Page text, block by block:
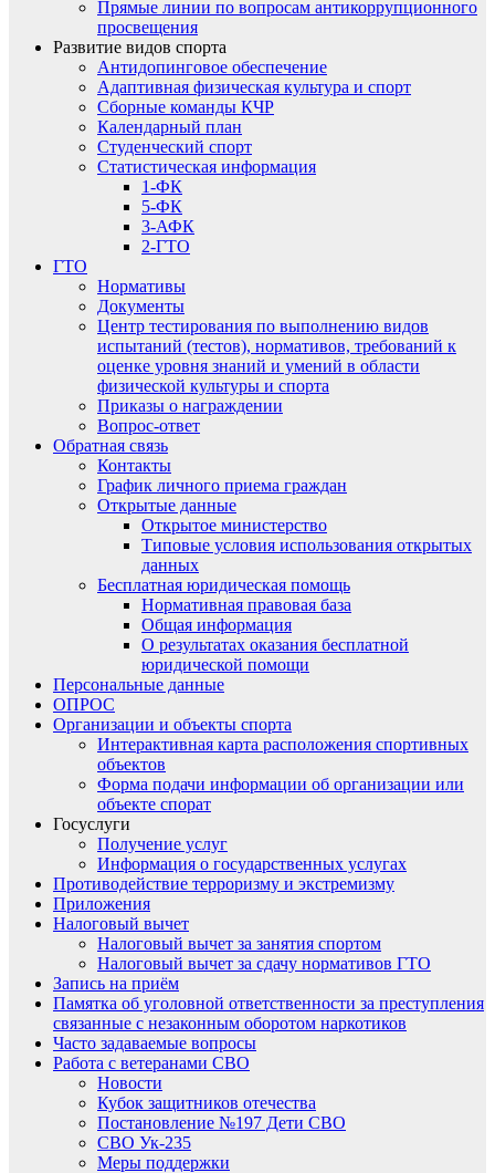
Прямые линии по вопросам антикоррупционного
просвещения
Развитие видов спорта
Антидопинговое обеспечение
Адаптивная физическая культура и спорт
Сборные команды КЧР
Календарный план
Студенческий спорт
Статистическая информация
1-ФК
5-ФК
3-АФК
2-ГТО
ГТО
Нормативы
Документы
Центр тестирования по выполнению видов
испытаний (тестов), нормативов, требований к
оценке уровня знаний и умений в области
физической культуры и спорта
Приказы о награждении
Вопрос-ответ
Обратная связь
Контакты
График личного приема граждан
Открытые данные
Открытое министерство
Типовые условия использования открытых
данных
Бесплатная юридическая помощь
Нормативная правовая база
Общая информация
О результатах оказания бесплатной
юридической помощи
Персональные данные
ОПРОС
Организации и объекты спорта
Интерактивная карта расположения спортивных
объектов
Форма подачи информации об организации или
объекте спорат
Госуслуги
Получение услуг
Информация о государственных услугах
Противодействие терроризму и экстремизму
Приложения
Налоговый вычет
Налоговый вычет за занятия спортом
Налоговый вычет за сдачу нормативов ГТО
Запись на приём
Памятка об уголовной ответственности за преступления
связанные с незаконным оборотом наркотиков
Часто задаваемые вопросы
Работа с ветеранами СВО
Новости
Кубок защитников отечества
Постановление №197 Дети СВО
СВО Ук-235
Меры поддержки